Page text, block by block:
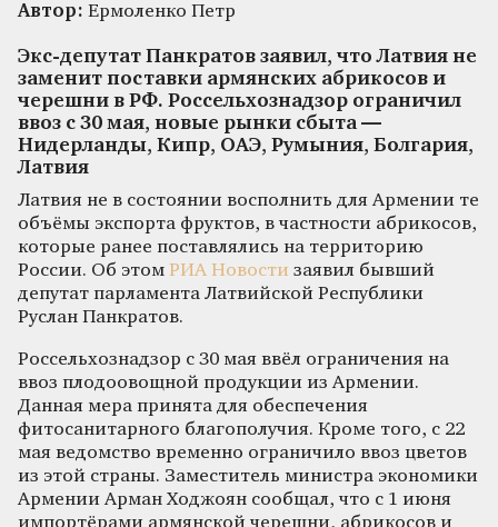
Автор: Ермоленко Петр
Экс-депутат Панкратов заявил, что Латвия не
заменит поставки армянских абрикосов и
черешни в РФ. Россельхознадзор ограничил
ввоз с 30 мая, новые рынки сбыта —
Нидерланды, Кипр, ОАЭ, Румыния, Болгария,
Латвия
Латвия не в состоянии восполнить для Армении те
объёмы экспорта фруктов, в частности абрикосов,
которые ранее поставлялись на территорию
России. Об этом РИА Новости заявил бывший
депутат парламента Латвийской Республики
Руслан Панкратов.
Россельхознадзор с 30 мая ввёл ограничения на
ввоз плодоовощной продукции из Армении.
Данная мера принята для обеспечения
фитосанитарного благополучия. Кроме того, с 22
мая ведомство временно ограничило ввоз цветов
из этой страны. Заместитель министра экономики
Армении Арман Ходжоян сообщал, что с 1 июня
импортёрами армянской черешни, абрикосов и